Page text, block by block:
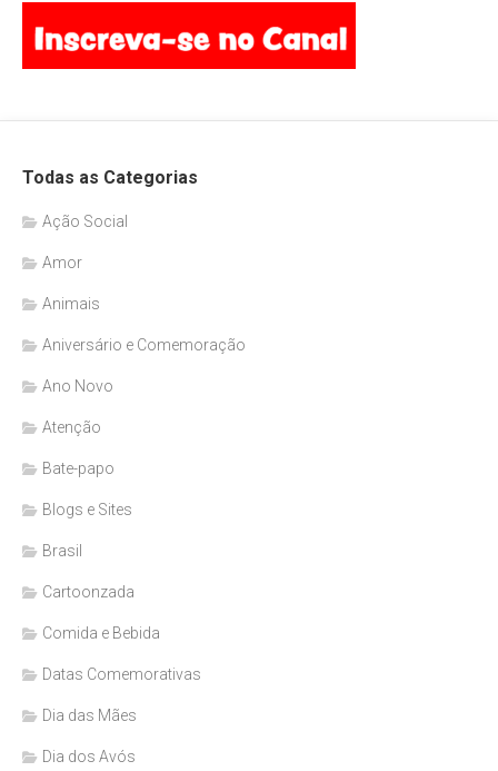
Todas as Categorias
Ação Social
Amor
Animais
Aniversário e Comemoração
Ano Novo
Atenção
Bate-papo
Blogs e Sites
Brasil
Cartoonzada
Comida e Bebida
Datas Comemorativas
Dia das Mães
Dia dos Avós